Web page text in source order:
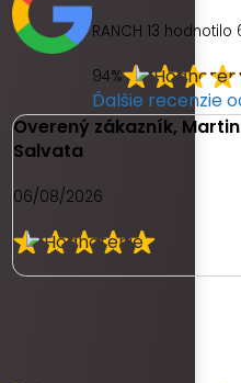
RANCH 13 hodnotilo
94%
Ďalšie recenzie
Overený zákazník, Martin
Salvata
06/08/2026